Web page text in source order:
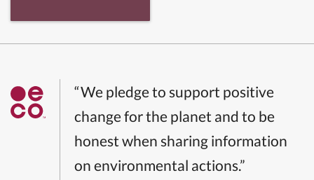
“We pledge to support positive
change for the planet and to be
honest when sharing information
on environmental actions.”